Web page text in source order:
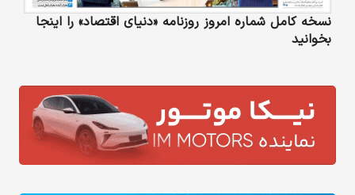
نسخه کامل شماره امروز روزنامه «دنیای‌ اقتصاد» را اینجا
بخوانید